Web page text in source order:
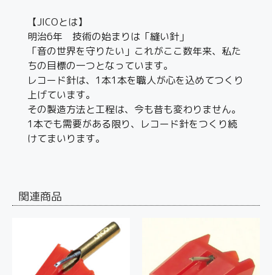
【JICOとは】
明治6年 技術の始まりは「縫い針」
「音の世界を守りたい」これがここ数年来、私た
ちの目標の一つとなっています。
レコード針は、1本1本を職人が心を込めてつくり
上げています。
その製造方法と工程は、今も昔も変わりません。
1本でも需要がある限り、レコード針をつくり続
けてまいります。
関連商品